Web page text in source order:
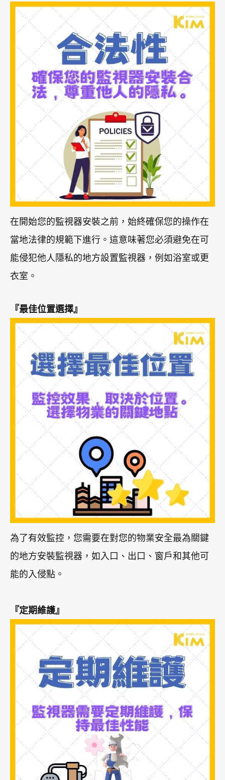
在開始您的監視器安裝之前，始終確保您的操作在
當地法律的規範下進行。這意味著您必須避免在可
能侵犯他人隱私的地方設置監視器，例如浴室或更
衣室。
『最佳位置選擇』
為了有效監控，您需要在對您的物業安全最為關鍵
的地方安裝監視器，如入口、出口、窗戶和其他可
能的入侵點。
『定期維護』